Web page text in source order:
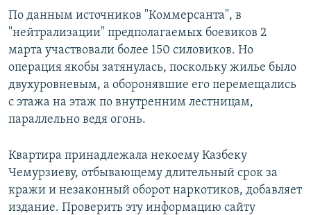
По данным источников "Коммерсанта", в
"нейтрализации" предполагаемых боевиков 2
марта участвовали более 150 силовиков. Но
операция якобы затянулась, поскольку жилье было
двухуровневым, а оборонявшие его перемещались
с этажа на этаж по внутренним лестницам,
параллельно ведя огонь.
Квартира принадлежала некоему Казбеку
Чемурзиеву, отбывающему длительный срок за
кражи и незаконный оборот наркотиков, добавляет
издание. Проверить эту информацию сайту